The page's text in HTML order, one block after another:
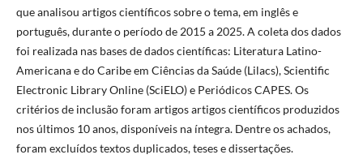
que analisou artigos científicos sobre o tema, em inglês e
português, durante o período de 2015 a 2025. A coleta dos dados
foi realizada nas bases de dados científicas: Literatura Latino-
Americana e do Caribe em Ciências da Saúde (Lilacs), Scientific
Electronic Library Online (SciELO) e Periódicos CAPES. Os
critérios de inclusão foram artigos artigos científicos produzidos
nos últimos 10 anos, disponíveis na íntegra. Dentre os achados,
foram excluídos textos duplicados, teses e dissertações.